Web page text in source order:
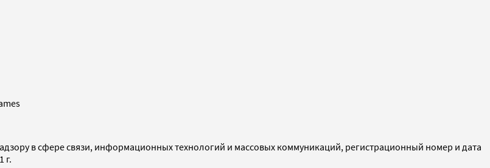
в сфере связи, информационных технологий и массовых коммуникаций, регистрационный номер и дата
г.